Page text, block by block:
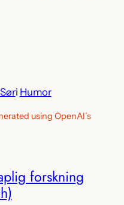
i Humor
using OpenAI’s
forskning